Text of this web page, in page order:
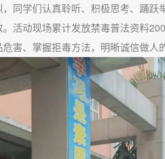
同学们认真聆听、积极思考、踊
活动现场累计发放禁毒普法资料
害、掌握拒毒方法，明晰诚信做人